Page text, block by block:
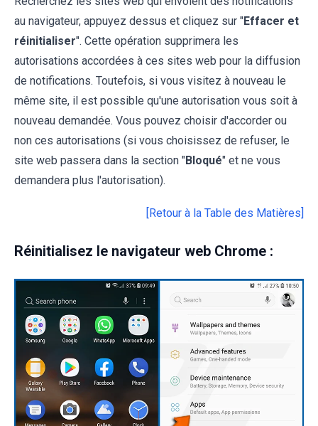
au navigateur, appuyez dessus et cliquez sur "Effacer et
réinitialiser". Cette opération supprimera les
autorisations accordées à ces sites web pour la diffusion
de notifications. Toutefois, si vous visitez à nouveau le
même site, il est possible qu'une autorisation vous soit à
nouveau demandée. Vous pouvez choisir d'accorder ou
non ces autorisations (si vous choisissez de refuser, le
site web passera dans la section "Bloqué" et ne vous
demandera plus l'autorisation).
[Retour à la Table des Matières]
Réinitialisez le navigateur web Chrome :